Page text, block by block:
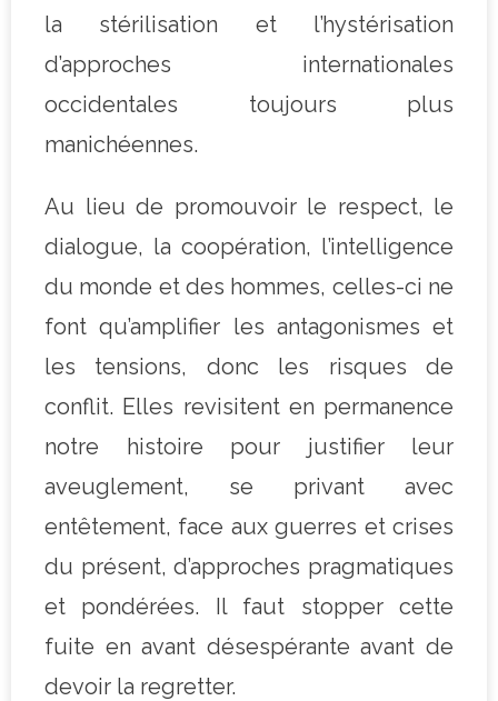
la stérilisation et l’hystérisation
d’approches internationales
occidentales toujours plus
manichéennes.
Au lieu de promouvoir le respect, le
dialogue, la coopération, l’intelligence
du monde et des hommes, celles-ci ne
font qu’amplifier les antagonismes et
les tensions, donc les risques de
conflit. Elles revisitent en permanence
notre histoire pour justifier leur
aveuglement, se privant avec
entêtement, face aux guerres et crises
du présent, d’approches pragmatiques
et pondérées. Il faut stopper cette
fuite en avant désespérante avant de
devoir la regretter.